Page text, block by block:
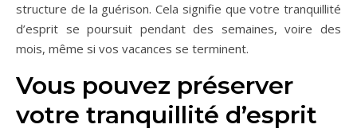
structure de la guérison. Cela signifie que votre tranquillité
d’esprit se poursuit pendant des semaines, voire des
mois, même si vos vacances se terminent.
Vous pouvez préserver
votre tranquillité d’esprit